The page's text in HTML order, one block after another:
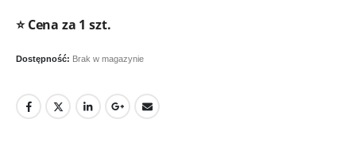
⭐ Cena za 1 szt.
Dostępność: Brak w magazynie